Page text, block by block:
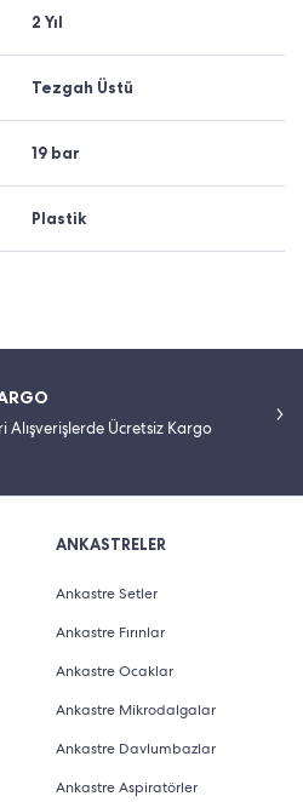
2 Yıl
Tezgah Üstü
19 bar
Plastik
Alışverişlerde Ücretsiz Kargo
ANKASTRELER
Ankastre Setler
Ankastre Fırınlar
Ankastre Ocaklar
Ankastre Mikrodalgalar
Ankastre Davlumbazlar
Ankastre Aspiratörler